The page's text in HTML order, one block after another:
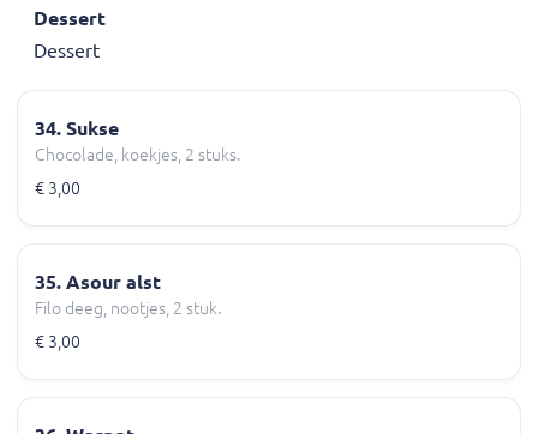
Dessert
Dessert
34. Sukse
Chocolade, koekjes, 2 stuks.
€ 3,00
35. Asour alst
Filo deeg, nootjes, 2 stuk.
€ 3,00